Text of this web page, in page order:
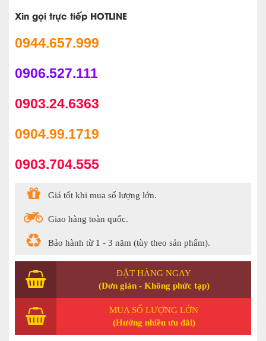
Xin gọi trực tiếp HOTLINE
0944.657.999
0906.527.111
0903.24.6363
0904.99.1719
0903.704.555
Giá tốt khi mua số lượng lớn.
Giao hàng toàn quốc.
Bảo hành từ 1 - 3 năm (tùy theo sản phẩm).
ĐẶT HÀNG NGAY
(Đơn giản - Không phức tạp)
MUA SỐ LƯỢNG LỚN
(Hưởng nhiều ưu đãi)